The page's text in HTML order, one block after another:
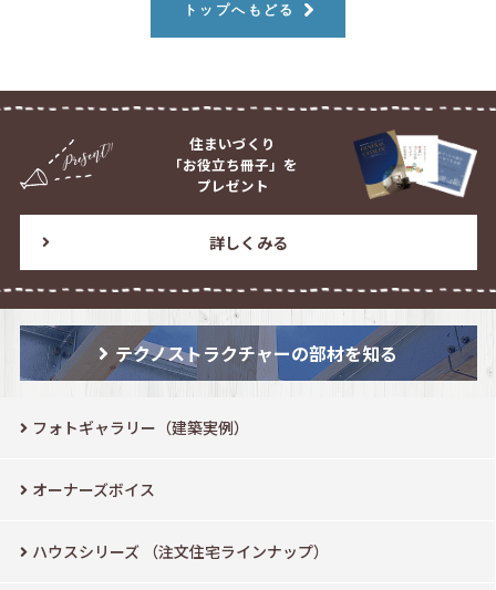
トップへもどる
住まいづくり
「お役立ち冊子」を
プレゼント
詳しくみる
テクノストラクチャーの部材を知る
フォトギャラリー（建築実例）
オーナーズボイス
ハウスシリーズ （注文住宅ラインナップ）